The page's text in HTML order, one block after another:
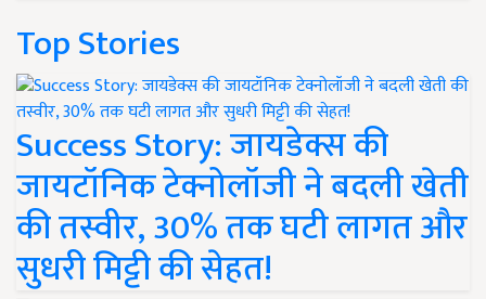
Top Stories
Success Story: जायडेक्स की
जायटॉनिक टेक्नोलॉजी ने बदली खेती
की तस्वीर, 30% तक घटी लागत और
सुधरी मिट्टी की सेहत!